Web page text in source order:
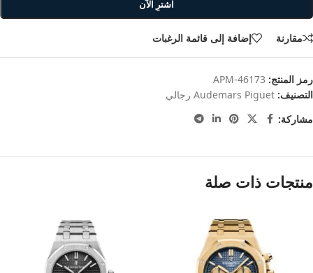
اشترِ الآن
مقارنة إضافة إلى قائمة الرغبات
رمز المنتج: APM-46173
التصنيف: Audemars Piguet رجالي
مشاركة:
منتجات ذات صلة